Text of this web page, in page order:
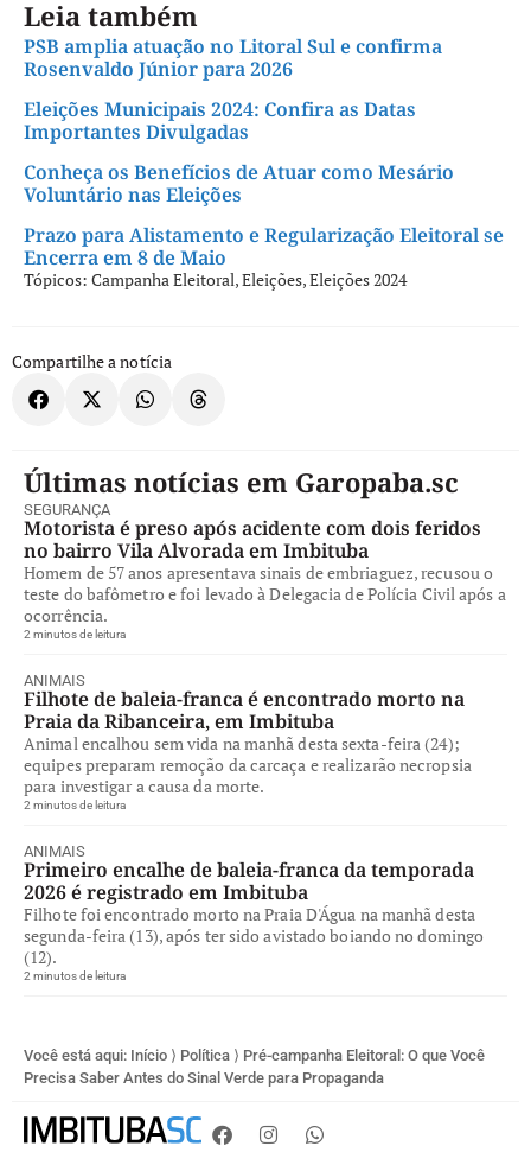
Leia também
PSB amplia atuação no Litoral Sul e confirma
Rosenvaldo Júnior para 2026
Eleições Municipais 2024: Confira as Datas
Importantes Divulgadas
Conheça os Benefícios de Atuar como Mesário
Voluntário nas Eleições
Prazo para Alistamento e Regularização Eleitoral se
Encerra em 8 de Maio
Tópicos: Campanha Eleitoral,Eleições,Eleições 2024
Compartilhe a notícia
Últimas notícias em Garopaba.sc
SEGURANÇA
Motorista é preso após acidente com dois feridos
no bairro Vila Alvorada em Imbituba
Homem de 57 anos apresentava sinais de embriaguez, recusou o
teste do bafômetro e foi levado à Delegacia de Polícia Civil após a
ocorrência.
2 minutos de leitura
ANIMAIS
Filhote de baleia-franca é encontrado morto na
Praia da Ribanceira, em Imbituba
Animal encalhou sem vida na manhã desta sexta-feira (24);
equipes preparam remoção da carcaça e realizarão necropsia
para investigar a causa da morte.
2 minutos de leitura
ANIMAIS
Primeiro encalhe de baleia-franca da temporada
2026 é registrado em Imbituba
Filhote foi encontrado morto na Praia D'Água na manhã desta
segunda-feira (13), após ter sido avistado boiando no domingo
(12).
2 minutos de leitura
Você está aqui: Início ⟩ Política ⟩ Pré-campanha Eleitoral: O que Você
Precisa Saber Antes do Sinal Verde para Propaganda